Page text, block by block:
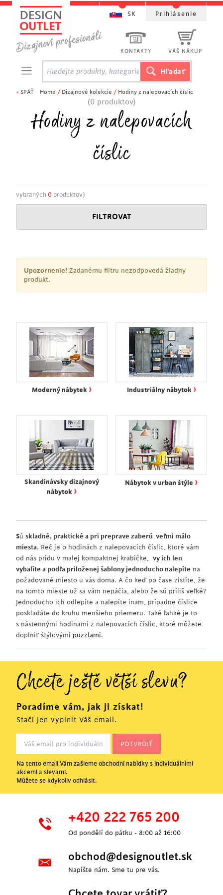
< SPÄŤ Home / Dizajnové kolekcie / Hodiny z nalepovacích číslic
(0 produktov)
Hodiny z nalepovacích
číslic
vybraných 0 produktov)
FILTROVAT
Upozornenie! Zadanému filtru nezodpovedá žiadny
produkt.
Moderný nábytek › Industriálny nábytok ›
Skandinávsky dizajnový
nábytok ›
Nábytok v urban štýle ›
Sú skladné, praktické a pri preprave zaberú veľmi málo
miesta. Reč je o hodinách z nalepovacích číslic, ktoré vám
od nás prídu v malej kompaktnej krabičke, vy ich len
vybalíte a podľa priloženej šablony jednoducho nalepíte na
požadované miesto u vás doma. A čo keď po čase zistíte, že
na tomto mieste už sa vám nepáčia, alebo že sú príliš veľké?
Jednoducho ich odlepíte a nalepíte inam, prípadne číslice
poskladáte do kruhu menšieho priemeru. Také ľahké je to
s nástennými hodinami z nalepovacích číslic, ktoré môžete
doplniť štýlovými puzzlami.
KONTAKTY VÁŠ NÁKUP
SK Prihlásenie
Chcete ještě větší slevu?
Poradíme vám, jak ji získat!
Stačí jen vyplnit Váš email.
Na tento email Vám zašleme obchodní nabídky s individuálními
akcemi a slevami.
Můžete se kdykoliv odhlásit.
+420 222 765 200
Od pondělí do pátku - 8:00 až 16:00
obchod@designoutlet.sk
Napíšte nám. Sme tu pre vás.